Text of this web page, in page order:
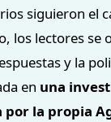
siguieron el
los lectores se
y la
en una
por la propia